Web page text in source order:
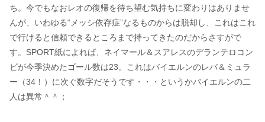
ち。今でもなおレオの復帰を待ち望む気持ちに変わりはありませ
んが、いわゆる“メッシ依存症”なるものからは脱却し、これはこれ
で行けると信頼できるところまで持ってきたのだからさすがで
す。SPORT紙によれば、ネイマール＆スアレスのデランテロコン
ビが今季決めたゴール数は23。これはバイエルンのレバ＆ミュラ
ー（34！）に次ぐ数字だそうです・・・というかバイエルンの二
人は異常＾＾；